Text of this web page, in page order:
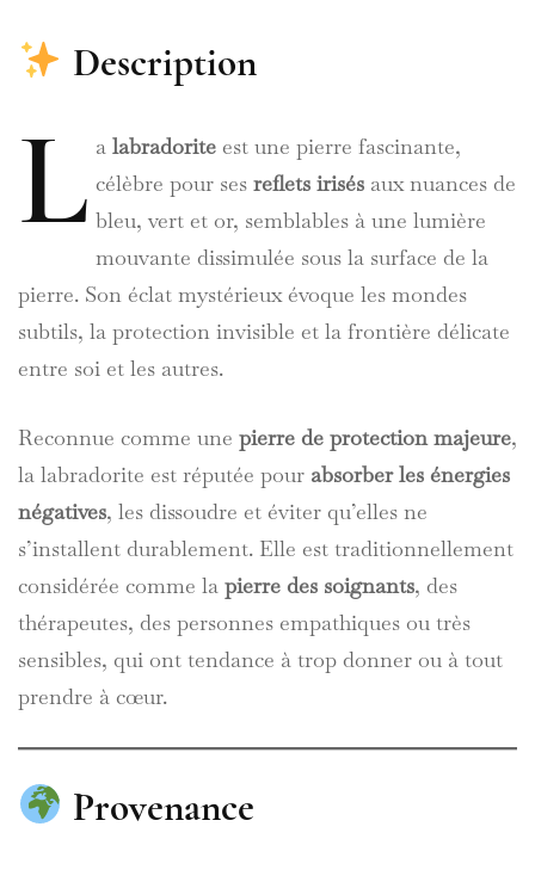
Description
L a labradorite est une pierre fascinante,
célèbre pour ses reflets irisés aux nuances de
bleu, vert et or, semblables à une lumière
mouvante dissimulée sous la surface de la
pierre. Son éclat mystérieux évoque les mondes
subtils, la protection invisible et la frontière délicate
entre soi et les autres.
Reconnue comme une pierre de protection majeure,
la labradorite est réputée pour absorber les énergies
négatives, les dissoudre et éviter qu’elles ne
s’installent durablement. Elle est traditionnellement
considérée comme la pierre des soignants, des
thérapeutes, des personnes empathiques ou très
sensibles, qui ont tendance à trop donner ou à tout
prendre à cœur.
Provenance